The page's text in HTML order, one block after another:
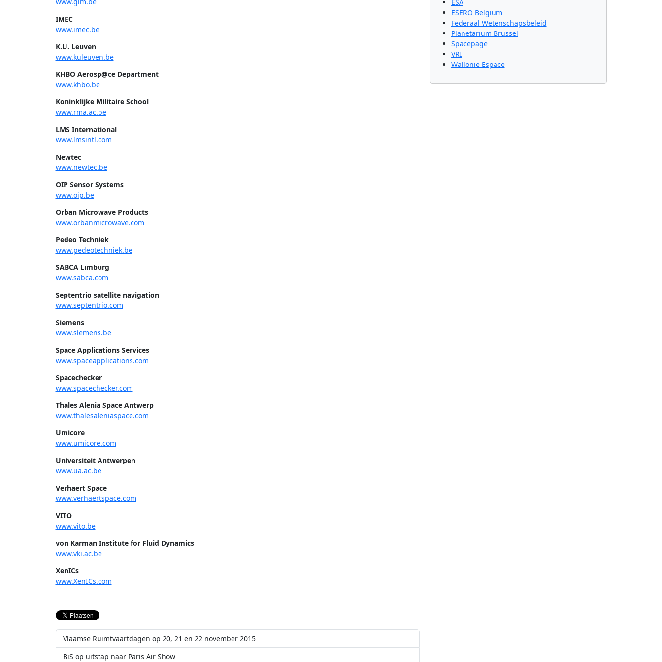
www.gim.be
IMEC
www.imec.be
K.U. Leuven
www.kuleuven.be
KHBO Aerosp@ceDepartment
www.khbo.be
Koninklijke Militaire School
www.rma.ac.be
LMS International
www.lmsintl.com
Newtec
www.newtec.be
OIP Sensor Systems
www.oip.be
Orban Microwave Products
www.orbanmicrowave.com
Pedeo Techniek
www.pedeotechniek.be
SABCA Limburg
www.sabca.com
Septentrio satellite navigation
www.septentrio.com
Siemens
www.siemens.be
Space Applications Services
www.spaceapplications.com
Spacechecker
www.spacechecker.com
Thales Alenia Space Antwerp
www.thalesaleniaspace.com
Umicore
www.umicore.com
Universiteit Antwerpen
www.ua.ac.be
Verhaert Space
www.verhaertspace.com
VITO
www.vito.be
von Karman Institute for Fluid Dynamics
www.vki.ac.be
XenICs
www.XenICs.com
Vlaamse Ruimtvaartdagen op 20, 21 en 22 november 2015
BiS op uitstap naar Paris Air Show
ESA
ESERO Belgium
Federaal Wetenschapsbeleid
Planetarium Brussel
Spacepage
VRI
Wallonie Espace